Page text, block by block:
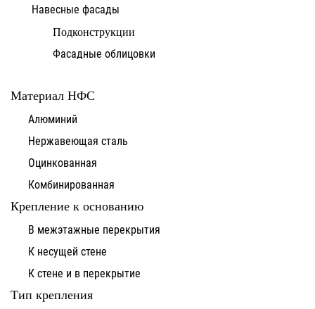
Навесные фасады
Подконструкции
Фасадные облицовки
Материал НФС
Алюминий
Нержавеющая сталь
Оцинкованная
Комбинированная
Крепление к основанию
В межэтажные перекрытия
К несущей стене
К стене и в перекрытие
Тип крепления